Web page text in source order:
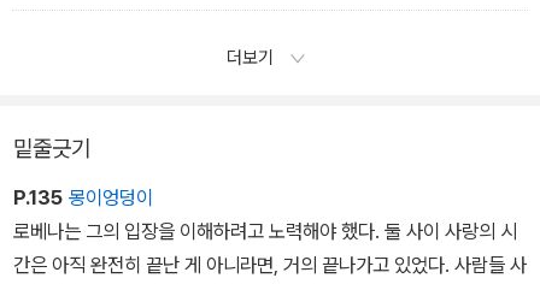
더보기
밑줄긋기
P.135 몽이엉덩이
로베나는 그의 입장을 이해하려고 노력해야 했다. 둘 사이 사랑의 시
간은 아직 완전히 끝난 게 아니라면, 거의 끝나가고 있었다. 사람들 사